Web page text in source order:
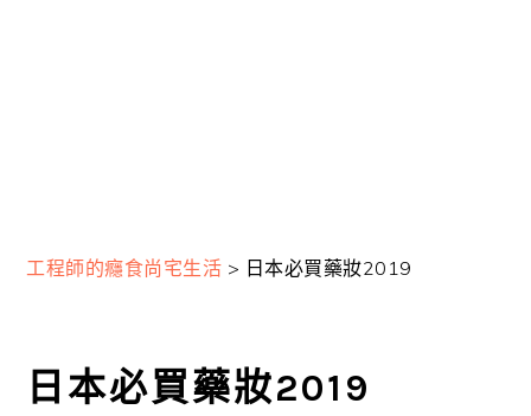
工程師的癮食尚宅生活 > 日本必買藥妝2019
日本必買藥妝2019